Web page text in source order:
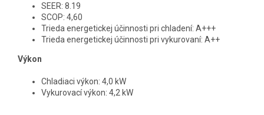
SEER: 8.19
SCOP: 4,60
Trieda energetickej účinnosti pri chladení: A+++
Trieda energetickej účinnosti pri vykurovaní: A++
Výkon
Chladiaci výkon: 4,0 kW
Vykurovací výkon: 4,2 kW